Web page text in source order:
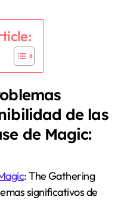
de las
de Magic:
: The Gathering
significativos de